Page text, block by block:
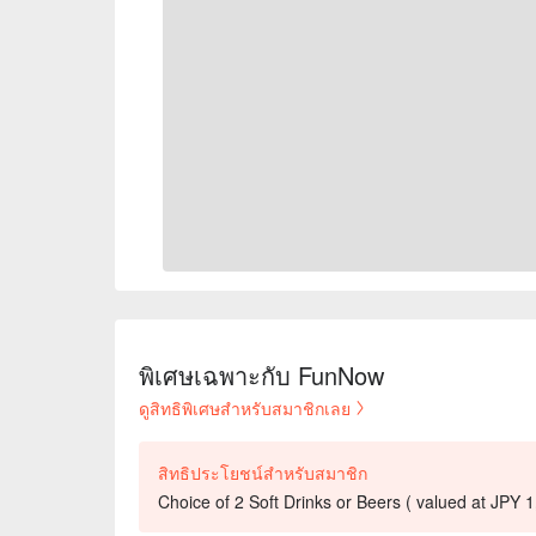
พิเศษเฉพาะกับ FunNow
ดูสิทธิพิเศษสำหรับสมาชิกเลย
สิทธิประโยชน์สำหรับสมาชิก
Choice of 2 Soft Drinks or Beers ( valued at JPY